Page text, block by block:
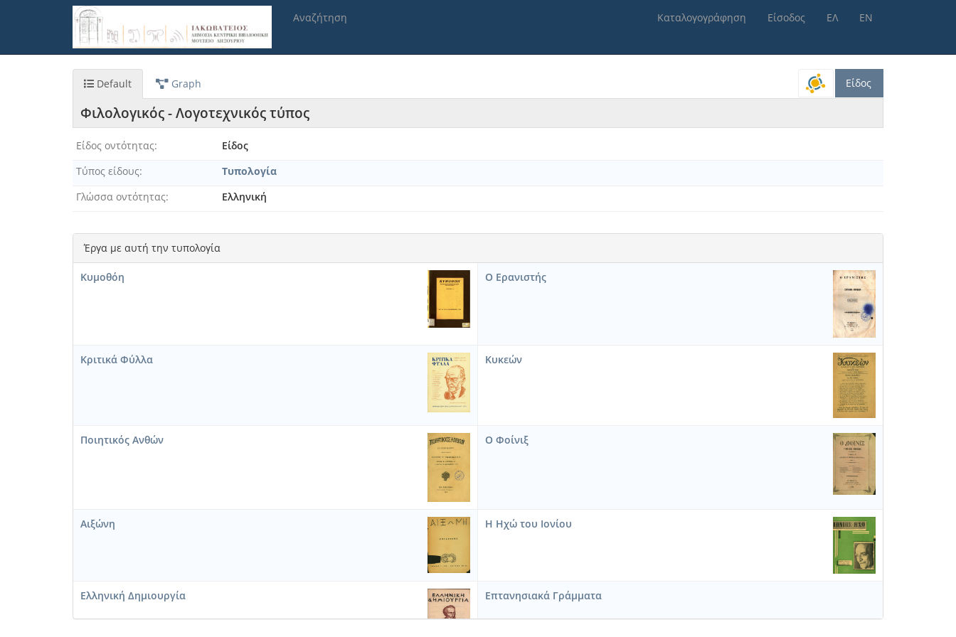
Αναζήτηση Καταλογογράφηση Είσοδος ΕΛ ΕΝ
Default Graph Είδος
Φιλολογικός - Λογοτεχνικός τύπος
Είδος οντότητας
Είδος
Τύπος είδους
Τυπολογία
Γλώσσα οντότητας
Ελληνική
Έργα με αυτή την τυπολογία
Κυμοθόη Ο Ερανιστής
Κριτικά Φύλλα Κυκεών
Ποιητικός Ανθών Ο Φοίνιξ
Αιξώνη Η Ηχώ του Ιονίου
Ελληνική Δημιουργία Επτανησιακά Γράμματα